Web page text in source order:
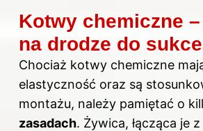
Kotwy chemiczne –
na drodze do
Chociaż kotwy chemiczne
elastyczność oraz są
montażu, należy pamiętać o
zasadach. Żywica, łącząca je